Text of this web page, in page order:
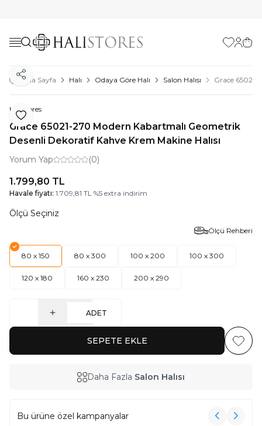
Favorilerim
Ana Sayfa Halı Odaya Göre Halı Salon Halısı Grace 65021-
Favoriye Ekle
Paylaş
Halıstores
Grace 65021-270 Modern Kabartmalı Geometrik
Desenli Dekoratif Kahve Krem Makine Halısı
Yorum Yap (0)
1.799,80 TL
Havale fiyatı: 1.709,81 TL %5 extra indirim
Ölçü Seçiniz
Ölçü Rehberi
80 x 150 80 x 300 100 x 200 100 x 300
120 x 180 160 x 230 200 x 290
ADET
SEPETE EKLE
Daha Fazla Salon Halısı
Bu ürüne özel kampanyalar